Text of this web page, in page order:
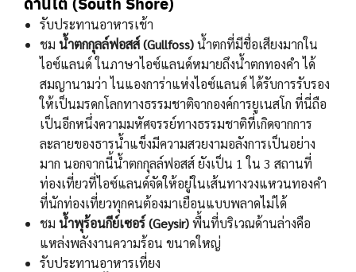
รับประทานอาหารเช้า
ชม น้ำตกกุลล์ฟอสส์ (Gullfoss)น้ำตกที่มีชื่อเสียงมากใน
ไอซ์แลนด์ ในภาษาไอซ์แลนด์หมายถึงน้ำตกทองคำ ได้
สมญานามว่า ไนแองการ่าแห่งไอซ์แลนด์ ได้รับการรับรอง
ให้เป็นมรดกโลกทางธรรมชาติจากองค์การยูเนสโก ที่นี่ถือ
เป็นอีกหนึ่งความมหัศจรรย์ทางธรรมชาติที่เกิดจากการ
ละลายของธารน้ำแข็งมีความสวยงามอลังการเป็นอย่าง
มาก นอกจากนี้น้ำตกกุลล์ฟอสส์ ยังเป็น 1 ใน 3 สถานที่
ท่องเที่ยวที่ไอซ์แลนด์จัดให้อยู่ในเส้นทางวงแหวนทองคำ
ที่นักท่องเที่ยวทุกคนต้องมาเยือนแบบพลาดไม่ได้
ชม นํ้าพุร้อนกีย์เซอร์ (Geysir)พื้นที่บริเวณด้านล่างคือ
แหล่งพลังงานความร้อน ขนาดใหญ่
รับประทานอาหารเที่ยง